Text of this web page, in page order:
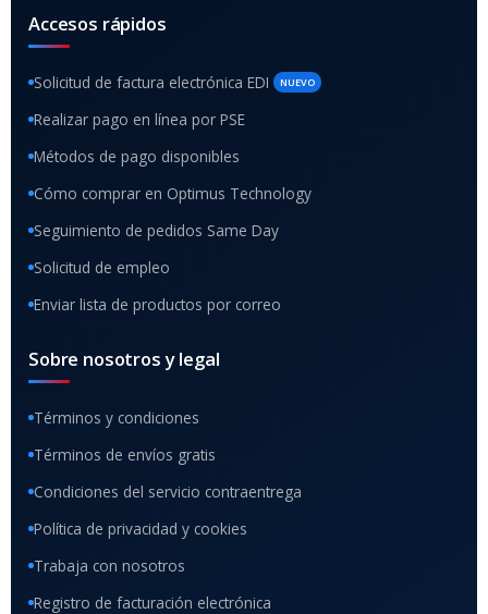
Accesos rápidos
Solicitud de factura electrónica EDI NUEVO
Realizar pago en línea por PSE
Métodos de pago disponibles
Cómo comprar en Optimus Technology
Seguimiento de pedidos Same Day
Solicitud de empleo
Enviar lista de productos por correo
Sobre nosotros y legal
Términos y condiciones
Términos de envíos gratis
Condiciones del servicio contraentrega
Política de privacidad y cookies
Trabaja con nosotros
Registro de facturación electrónica